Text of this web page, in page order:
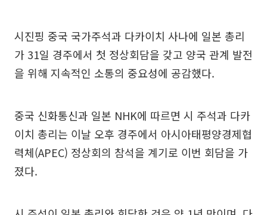
시진핑 중국 국가주석과 다카이치 사나에 일본 총리
가 31일 경주에서 첫 정상회담을 갖고 양국 관계 발전
을 위해 지속적인 소통의 중요성에 공감했다.
중국 신화통신과 일본 NHK에 따르면 시 주석과 다카
이치 총리는 이날 오후 경주에서 아시아태평양경제협
력체(APEC) 정상회의 참석을 계기로 이번 회담을 가
졌다.